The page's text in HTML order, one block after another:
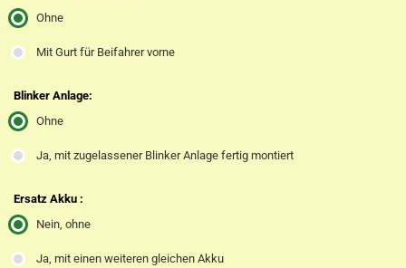
Ohne
Mit Gurt für Beifahrer vorne
Blinker Anlage:
Ohne
Ja, mit zugelassener Blinker Anlage fertig montiert
Ersatz Akku :
Nein, ohne
Ja, mit einen weiteren gleichen Akku